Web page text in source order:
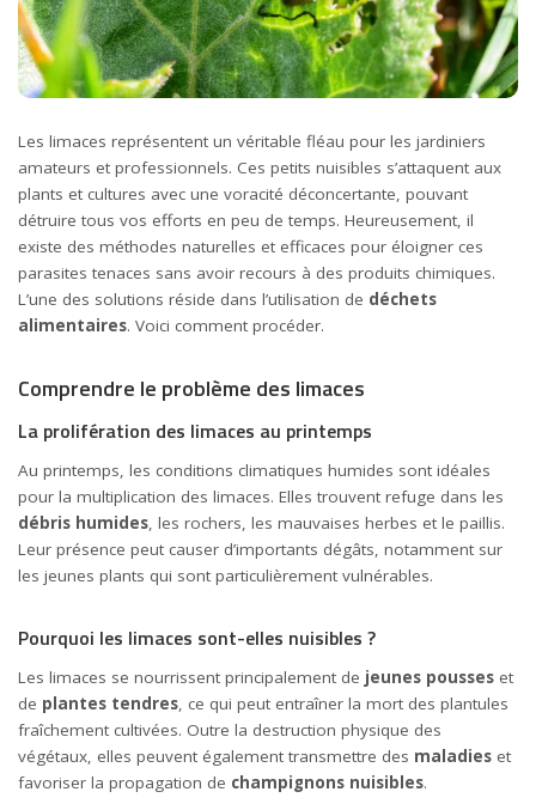
Les limaces représentent un véritable fléau pour les jardiniers
amateurs et professionnels. Ces petits nuisibles s’attaquent aux
plants et cultures avec une voracité déconcertante, pouvant
détruire tous vos efforts en peu de temps. Heureusement, il
existe des méthodes naturelles et efficaces pour éloigner ces
parasites tenaces sans avoir recours à des produits chimiques.
L’une des solutions réside dans l’utilisation de déchets
alimentaires. Voici comment procéder.
Comprendre le problème des limaces
La prolifération des limaces au printemps
Au printemps, les conditions climatiques humides sont idéales
pour la multiplication des limaces. Elles trouvent refuge dans les
débris humides, les rochers, les mauvaises herbes et le paillis.
Leur présence peut causer d’importants dégâts, notamment sur
les jeunes plants qui sont particulièrement vulnérables.
Pourquoi les limaces sont-elles nuisibles ?
Les limaces se nourrissent principalement de jeunes pousses et
de plantes tendres, ce qui peut entraîner la mort des plantules
fraîchement cultivées. Outre la destruction physique des
végétaux, elles peuvent également transmettre des maladies et
favoriser la propagation de champignons nuisibles.